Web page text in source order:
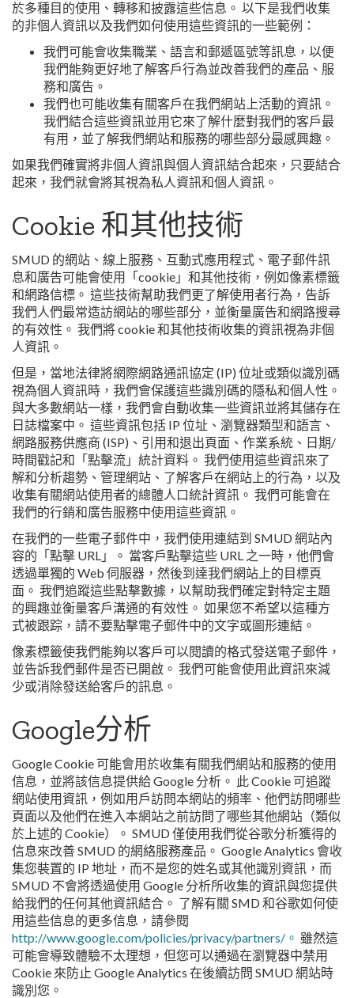
於多種目的使用、轉移和披露這些信息。 以下是我們收集
的非個人資訊以及我們如何使用這些資訊的一些範例：
我們可能會收集職業、語言和郵遞區號等訊息，以便
我們能夠更好地了解客戶行為並改善我們的產品、服
務和廣告。
我們也可能收集有關客戶在我們網站上活動的資訊。
我們結合這些資訊並用它來了解什麼對我們的客戶最
有用，並了解我們網站和服務的哪些部分最感興趣。
如果我們確實將非個人資訊與個人資訊結合起來，只要結合
起來，我們就會將其視為私人資訊和個人資訊。
Cookie 和其他技術
SMUD 的網站、線上服務、互動式應用程式、電子郵件訊
息和廣告可能會使用「cookie」和其他技術，例如像素標籤
和網路信標。 這些技術幫助我們更了解使用者行為，告訴
我們人們最常造訪網站的哪些部分，並衡量廣告和網路搜尋
的有效性。 我們將 cookie 和其他技術收集的資訊視為非個
人資訊。
但是，當地法律將網際網路通訊協定 (IP) 位址或類似識別碼
視為個人資訊時，我們會保護這些識別碼的隱私和個人性。
與大多數網站一樣，我們會自動收集一些資訊並將其儲存在
日誌檔案中。 這些資訊包括 IP 位址、瀏覽器類型和語言、
網路服務供應商 (ISP)、引用和退出頁面、作業系統、日期/
時間戳記和「點擊流」統計資料。 我們使用這些資訊來了
解和分析趨勢、管理網站、了解客戶在網站上的行為，以及
收集有關網站使用者的總體人口統計資訊。 我們可能會在
我們的行銷和廣告服務中使用這些資訊。
在我們的一些電子郵件中，我們使用連結到 SMUD 網站內
容的「點擊 URL」。 當客戶點擊這些 URL 之一時，他們會
透過單獨的 Web 伺服器，然後到達我們網站上的目標頁
面。 我們追蹤這些點擊數據，以幫助我們確定對特定主題
的興趣並衡量客戶溝通的有效性。 如果您不希望以這種方
式被跟踪，請不要點擊電子郵件中的文字或圖形連結。
像素標籤使我們能夠以客戶可以閱讀的格式發送電子郵件，
並告訴我們郵件是否已開啟。 我們可能會使用此資訊來減
少或消除發送給客戶的訊息。
Google分析
Google Cookie 可能會用於收集有關我們網站和服務的使用
信息，並將該信息提供給 Google 分析。 此 Cookie 可追蹤
網站使用資訊，例如用戶訪問本網站的頻率、他們訪問哪些
頁面以及他們在進入本網站之前訪問了哪些其他網站（類似
於上述的 Cookie）。 SMUD 僅使用我們從谷歌分析獲得的
信息來改善 SMUD 的網絡服務產品。 Google Analytics 會收
集您裝置的 IP 地址，而不是您的姓名或其他識別資訊，而
SMUD 不會將透過使用 Google 分析所收集的資訊與您提供
給我們的任何其他資訊結合。 了解有關 SMD 和谷歌如何使
用這些信息的更多信息，請參閱
http://www.google.com/policies/privacy/partners/。 雖然這
可能會導致體驗不太理想，但您可以通過在瀏覽器中禁用
Cookie 來防止 Google Analytics 在後續訪問 SMUD 網站時
識別您。